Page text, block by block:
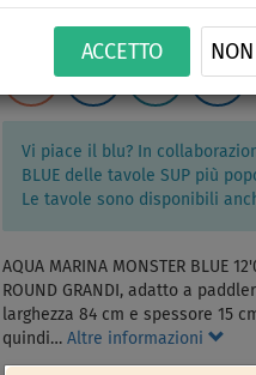
ACCETTO
gonfiabile -
Vi piace il blu? In
BLUE delle tavole SUP più
Le tavole sono disponibili
AQUA MARINA MONSTER
ROUND GRANDI, adatto a
larghezza 84 cm e spessore 15
quindi… Altre informazioni